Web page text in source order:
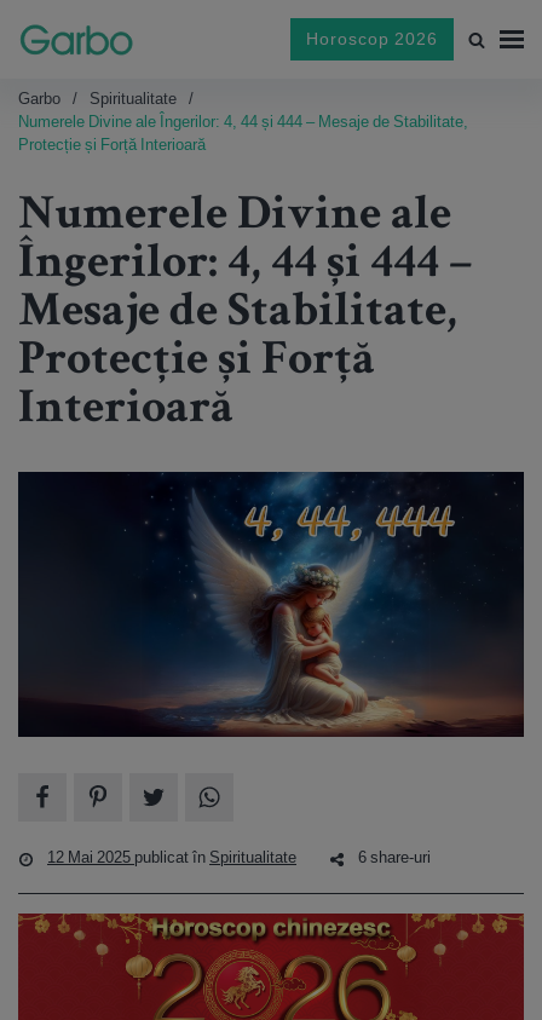
Horoscop 2026
Garbo
Spiritualitate
Numerele Divine ale Îngerilor: 4, 44 și 444 – Mesaje de Stabilitate,
Protecție și Forță Interioară
Numerele Divine ale
Îngerilor: 4, 44 și 444 –
Mesaje de Stabilitate,
Protecție și Forță
Interioară
12 Mai 2025 publicat în Spiritualitate 6 share-uri